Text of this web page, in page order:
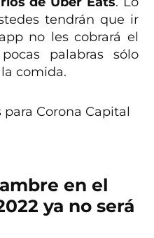
tendrán que ir
no les cobrará el
palabras sólo
comida.
en el
ya no será